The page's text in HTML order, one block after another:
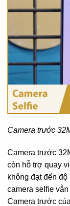
Camera trước
Camera trước
còn hỗ trợ quay
không đạt đến
camera selfie
Camera trước